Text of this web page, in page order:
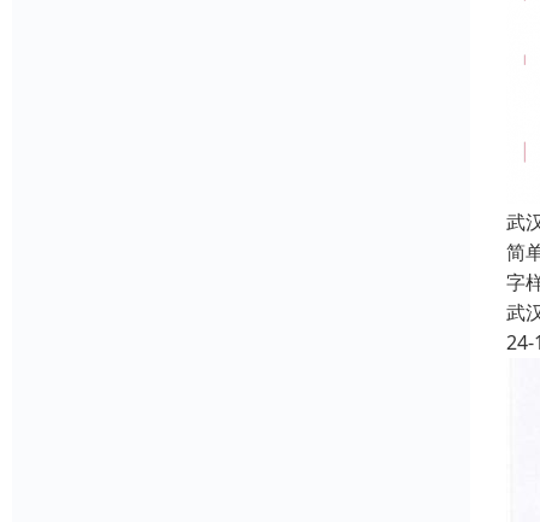
武
简
字
武
24-